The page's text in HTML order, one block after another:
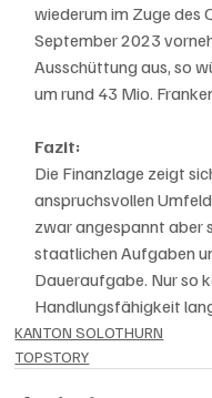
wiederum im Zuge des
September 2023
Ausschüttung aus, so
um rund 43 Mio.
Fazit:
Die Finanzlage zeigt
anspruchsvollen
zwar angespannt aber
staatlichen Aufgaben
Daueraufgabe. Nur so
Handlungsfähigkeit
KANTON SOLOTHURN
TOPSTORY